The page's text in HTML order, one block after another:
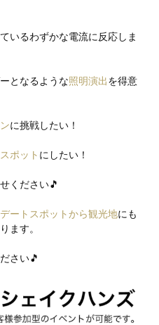
いるわずかな電流に反応しま
となるような照明演出を得意
に挑戦したい！
ポット にしたい！
ください🎵
ートスポットから観光地にも
ます。
さい🎵